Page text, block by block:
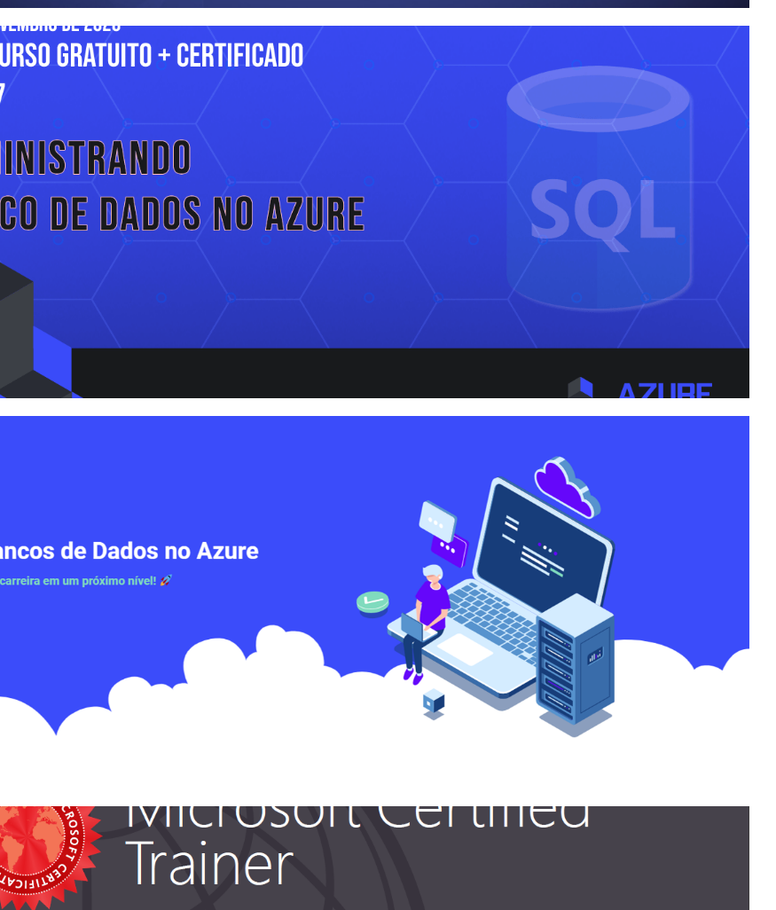
da "Black Friday" nos Treinamentos de SQL
(Comprem meu curso kkkkk)
3 min de leitura
na Prática Gratuito #07 - Administrando Banco de
aprender Azure na Prática? Conheça meu novo
"Bancos de Dados no Azure"
de 2020